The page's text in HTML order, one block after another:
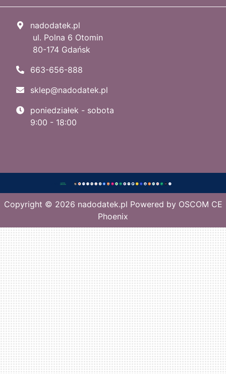
nadodatek.pl
ul. Polna 6 Otomin
80-174 Gdańsk
663-656-888
sklep@nadodatek.pl
poniedziałek - sobota
9:00 - 18:00
Copyright © 2026 nadodatek.pl Powered by OSCOM CE
Phoenix